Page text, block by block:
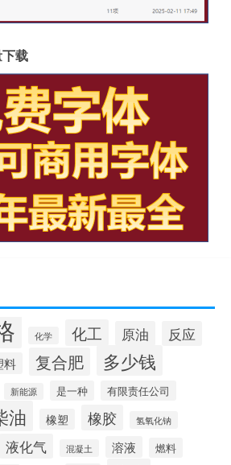
载
化学 化工 原油 反应
料 复合肥 多少钱
新能源 是一种 有限责任公司
油 橡塑 橡胶 氢氧化钠
液化气 混凝土 溶液 燃料